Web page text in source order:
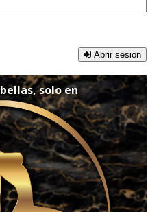
Abrir sesión
solo en